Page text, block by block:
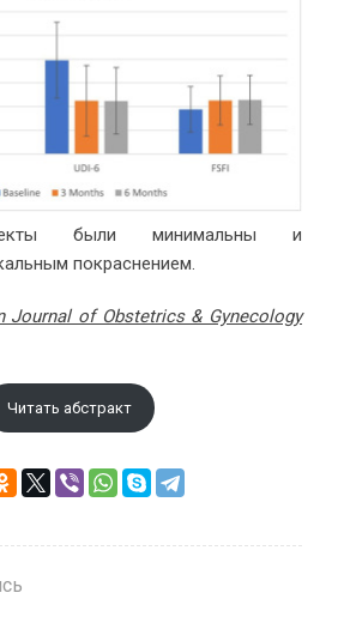
были минимальны и
покраснением.
Journal of Obstetrics & Gynecology
Читать абстракт